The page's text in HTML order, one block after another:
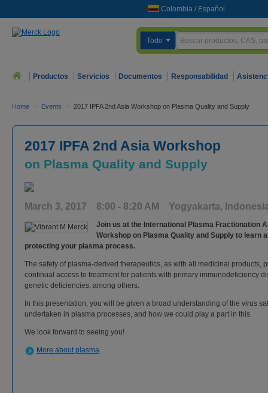
Colombia / Español
Todo
Productos Servicios Documentos Responsabilidad
Home > Events > 2017 IPFA 2nd Asia Workshop on Plasma Quality and Supply
2017 IPFA 2nd Asia Workshop
on Plasma Quality and Supply
March 3, 2017 8:00 - 8:20 AM Yogyakarta,
Join us at the International Plasma Fractionation
Workshop on Plasma Quality and Supply to learn
protecting your plasma process.
The safety of plasma-derived therapeutics, as with all medicinal products,
continual access to treatment for patients with primary immunodeficiency
genetic deficiencies, among others.
In this presentation, you will be given a broad understanding of the virus
undertaken in plasma processes, and how we could play a part in this.
We look forward to seeing you!
More about plasma